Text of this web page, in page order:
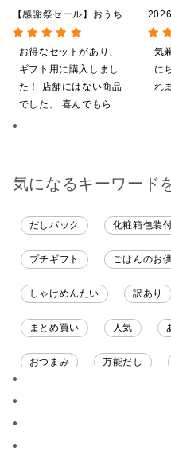
【感謝祭セール】おうちで
贅沢ごはんギフト【送料無
料/沖縄県送料別途】【化
粧箱包装付/オンライン限
定】
お得なセットがあり、
ギフト用に購入しまし
た！ 店舗にはない商品
でした。 喜んでもらえ
料】
【
施
グ
気
に
れ
気になるキーワード
だしパック 化粧箱包装
プチギフト ごはんのお
しゃけめんたい 訳あり
まとめ買い 人気
おつまみ 万能だし